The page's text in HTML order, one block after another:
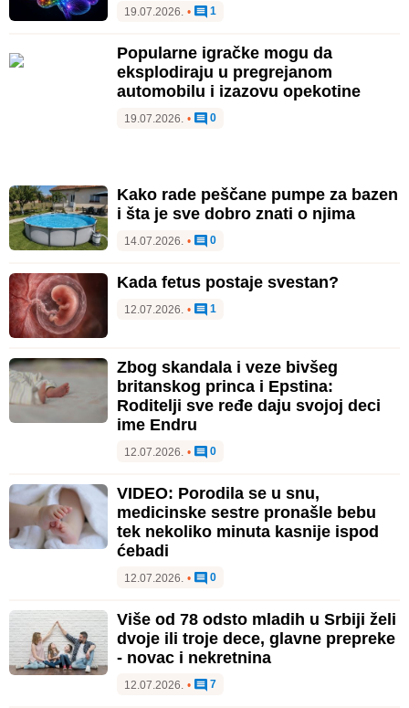
19.07.2026. • 1
Popularne igračke mogu da
eksplodiraju u pregrejanom
automobilu i izazovu opekotine
19.07.2026. • 0
Kako rade peščane pumpe za bazen
i šta je sve dobro znati o njima
14.07.2026. • 0
Kada fetus postaje svestan?
12.07.2026. • 1
Zbog skandala i veze bivšeg
britanskog princa i Epstina:
Roditelji sve ređe daju svojoj deci
ime Endru
12.07.2026. • 0
VIDEO: Porodila se u snu,
medicinske sestre pronašle bebu
tek nekoliko minuta kasnije ispod
ćebadi
12.07.2026. • 0
Više od 78 odsto mladih u Srbiji želi
dvoje ili troje dece, glavne prepreke
- novac i nekretnina
12.07.2026. • 7